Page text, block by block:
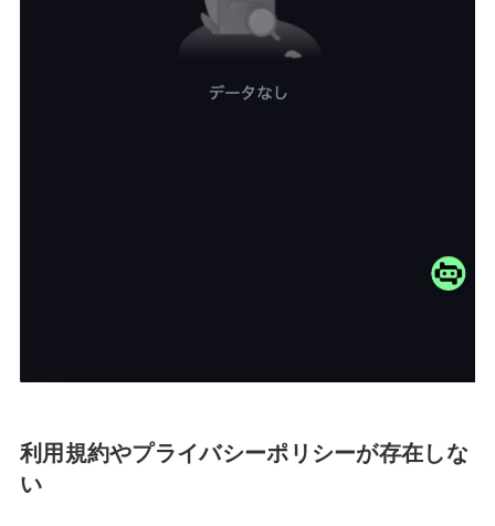
利用規約やプライバシーポリシーが存在しな
い